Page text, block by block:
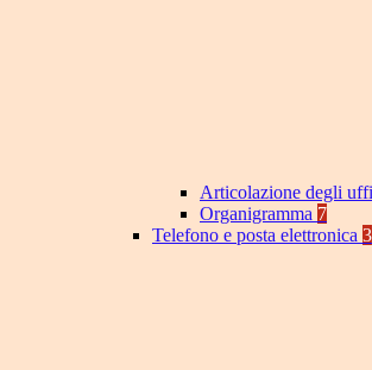
Articolazione degli
Organigramma 7
Telefono e posta elettronica 3